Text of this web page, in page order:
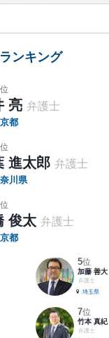
ンキング
位
亮 弁護士
都
位
進太郎 弁護士
川県
位
俊太 弁護士
都
5位
加藤 善大
弁護士
埼玉県
7位
竹本 真紀
弁護士